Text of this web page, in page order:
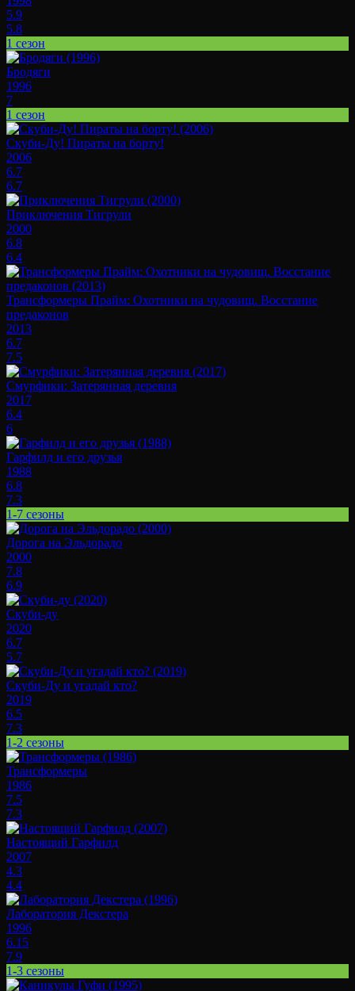
5.9
5.8
1 сезон
Бродяги
1996
7
1 сезон
Скуби-Ду! Пираты на борту!
2006
6.7
6.7
Приключения Тигрули
2000
6.8
6.4
Трансформеры Прайм: Охотники на чудовищ. Восстание
предаконов
2013
6.7
7.5
Смурфики: Затерянная деревня
2017
6.4
6
Гарфилд и его друзья
1988
6.8
7.3
1-7 сезоны
Дорога на Эльдорадо
2000
7.8
6.9
Скуби-ду
2020
6.7
5.7
Скуби-Ду и угадай кто?
2019
6.5
7.3
1-2 сезоны
Трансформеры
1986
7.5
7.3
Настоящий Гарфилд
2007
4.3
4.4
Лаборатория Декстера
1996
6.15
7.9
1-3 сезоны